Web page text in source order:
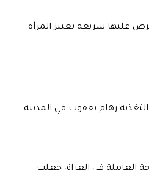
عليها شريعة تعتبر المرأة
رهام يعقوب في المدينة